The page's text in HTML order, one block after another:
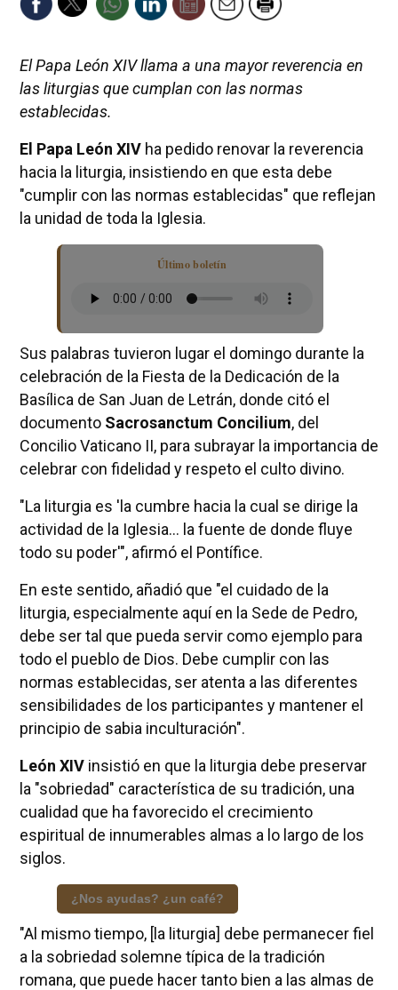
El Papa León XIV llama a una mayor reverencia en
las liturgias que cumplan con las normas
establecidas.
El Papa León XIVha pedido renovar la reverencia
hacia la liturgia, insistiendo en que esta debe
"cumplir con las normas establecidas" que reflejan
la unidad de toda la Iglesia.
Último boletín
Sus palabras tuvieron lugar el domingo durante la
celebración de la Fiesta de la Dedicación de la
Basílica de San Juan de Letrán, donde citó el
documento Sacrosanctum Concilium, del
Concilio Vaticano II, para subrayar la importancia de
celebrar con fidelidad y respeto el culto divino.
"La liturgia es 'la cumbre hacia la cual se dirige la
actividad de la Iglesia... la fuente de donde fluye
todo su poder'", afirmó el Pontífice.
En este sentido, añadió que "el cuidado de la
liturgia, especialmente aquí en la Sede de Pedro,
debe ser tal que pueda servir como ejemplo para
todo el pueblo de Dios. Debe cumplir con las
normas establecidas, ser atenta a las diferentes
sensibilidades de los participantes y mantener el
principio de sabia inculturación".
León XIVinsistió en que la liturgia debe preservar
la "sobriedad" característica de su tradición, una
cualidad que ha favorecido el crecimiento
espiritual de innumerables almas a lo largo de los
siglos.
¿Nos ayudas? ¿un café?
"Al mismo tiempo, [la liturgia] debe permanecer fiel
a la sobriedad solemne típica de la tradición
romana, que puede hacer tanto bien a las almas de